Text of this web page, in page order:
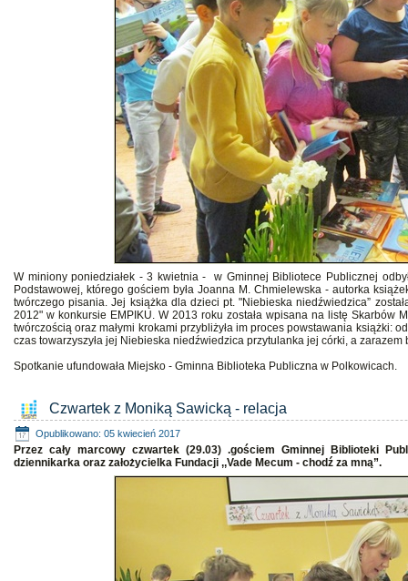
W miniony poniedziałek - 3 kwietnia - w Gminnej Bibliotece Publicznej
Podstawowej, którego gościem była Joanna M. Chmielewska - autorka
twórczego pisania. Jej książka dla dzieci pt. "Niebieska niedźwiedzica”
2012" w konkursie EMPIKU. W 2013 roku została wpisana na listę Skarbów
twórczością oraz małymi krokami przybliżyła im proces powstawania książki:
czas towarzyszyła jej Niebieska niedźwiedzica przytulanka jej córki, a zarazem
Spotkanie ufundowała Miejsko - Gminna Biblioteka Publiczna w Polkowicach.
Czwartek z Moniką Sawicką - relacja
Opublikowano: 05 kwiecień 2017
Przez cały marcowy czwartek (29.03) .gościem Gminnej Biblioteki
dziennikarka oraz założycielka Fundacji ,,Vade Mecum - chodź za mną”.